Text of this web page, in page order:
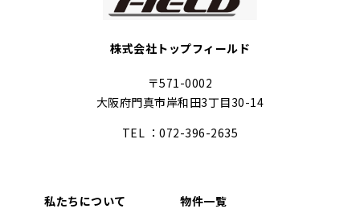
株式会社トップフィールド
〒571-0002
大阪府門真市岸和田3丁目30-14
TEL ：072-396-2635
私たちについて 物件一覧